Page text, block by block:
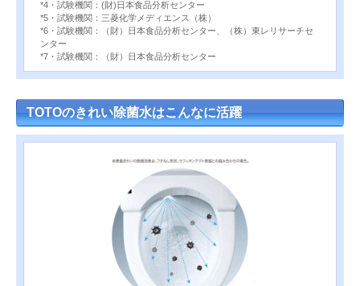
*4・試験機関：(財)日本食品分析センター
*5・試験機関：三菱化学メディエンス（株）
*6・試験機関：（財）日本食品分析センター、（株）東レリサーチセ
ンター
*7・試験機関：（財）日本食品分析センター
TOTOのきれい除菌水はこんなに活躍